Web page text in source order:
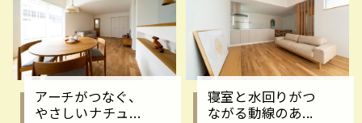
アーチがつなぐ、
やさしいナチュ...
寝室と水回りがつ
ながる動線のあ...